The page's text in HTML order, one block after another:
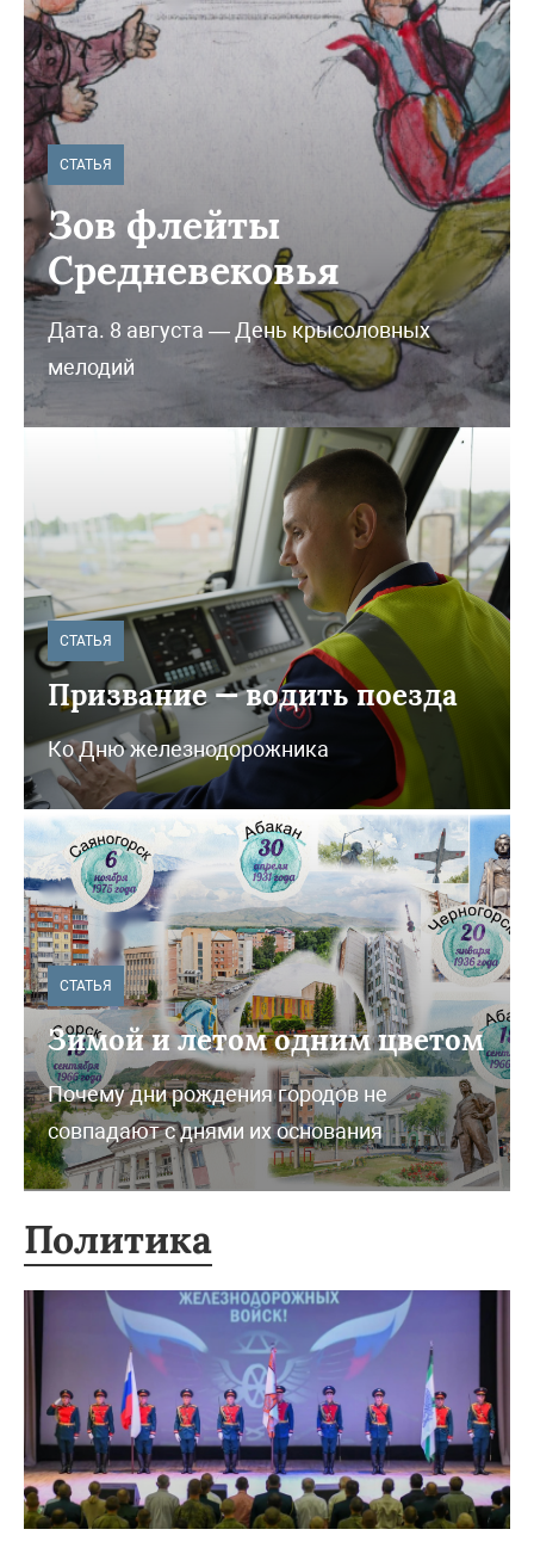
СТАТЬЯ
Зов флейты
Средневековья
Дата. 8 августа — День крысоловных
мелодий
СТАТЬЯ
Призвание — водить поезда
Ко Дню железнодорожника
СТАТЬЯ
Зимой и летом одним цветом
Почему дни рождения городов не
совпадают с днями их основания
Политика